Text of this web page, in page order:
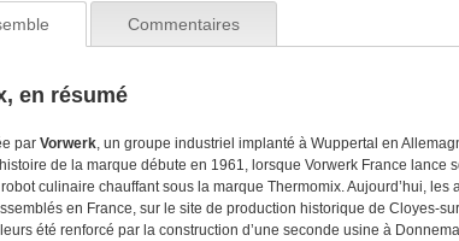
Commentaires
en résumé
par Vorwerk, un groupe industriel implanté à Wuppertal en
de la marque débute en 1961, lorsque Vorwerk France
culinaire chauffant sous la marque Thermomix. Aujourd’hui,
en France, sur le site de production historique de Cloyes-
été renforcé par la construction d’une seconde usine à